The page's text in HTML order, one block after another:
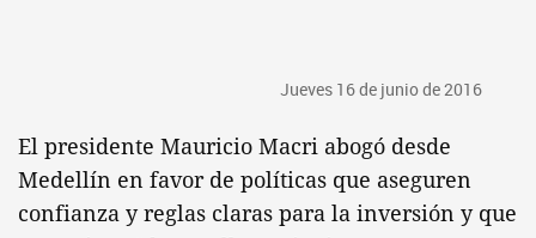
Jueves 16 de junio de 2016
El presidente Mauricio Macri abogó desde
Medellín en favor de políticas que aseguren
confianza y reglas claras para la inversión y que